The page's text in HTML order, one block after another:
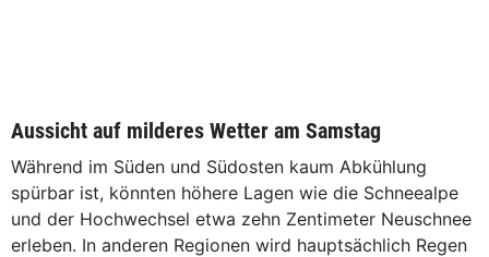
Aussicht auf milderes Wetter am Samstag
Während im Süden und Südosten kaum Abkühlung
spürbar ist, könnten höhere Lagen wie die Schneealpe
und der Hochwechsel etwa zehn Zentimeter Neuschnee
erleben. In anderen Regionen wird hauptsächlich Regen